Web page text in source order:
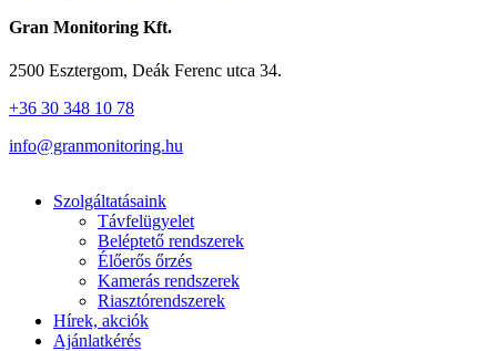
Gran Monitoring Kft.
2500 Esztergom, Deák Ferenc utca 34.
+36 30 348 10 78
info@granmonitoring.hu
Szolgáltatásaink
Távfelügyelet
Beléptető rendszerek
Élőerős őrzés
Kamerás rendszerek
Riasztórendszerek
Hírek, akciók
Ajánlatkérés